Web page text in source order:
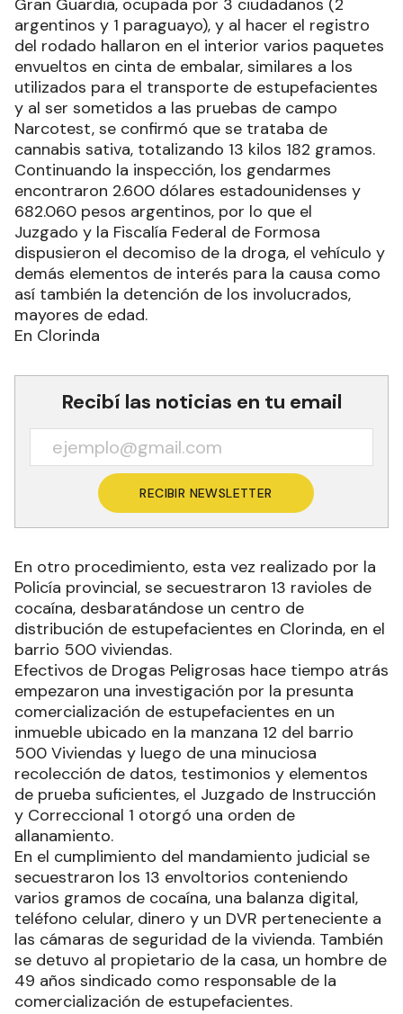
Gran Guardia, ocupada por 3 ciudadanos (2
argentinos y 1 paraguayo), y al hacer el registro
del rodado hallaron en el interior varios paquetes
envueltos en cinta de embalar, similares a los
utilizados para el transporte de estupefacientes
y al ser sometidos a las pruebas de campo
Narcotest, se confirmó que se trataba de
cannabis sativa, totalizando 13 kilos 182 gramos.
Continuando la inspección, los gendarmes
encontraron 2.600 dólares estadounidenses y
682.060 pesos argentinos, por lo que el
Juzgado y la Fiscalía Federal de Formosa
dispusieron el decomiso de la droga, el vehículo y
demás elementos de interés para la causa como
así también la detención de los involucrados,
mayores de edad.
En Clorinda
Recibí las noticias en tu email
RECIBIR NEWSLETTER
En otro procedimiento, esta vez realizado por la
Policía provincial, se secuestraron 13 ravioles de
cocaína, desbaratándose un centro de
distribución de estupefacientes en Clorinda, en el
barrio 500 viviendas.
Efectivos de Drogas Peligrosas hace tiempo atrás
empezaron una investigación por la presunta
comercialización de estupefacientes en un
inmueble ubicado en la manzana 12 del barrio
500 Viviendas y luego de una minuciosa
recolección de datos, testimonios y elementos
de prueba suficientes, el Juzgado de Instrucción
y Correccional 1 otorgó una orden de
allanamiento.
En el cumplimiento del mandamiento judicial se
secuestraron los 13 envoltorios conteniendo
varios gramos de cocaína, una balanza digital,
teléfono celular, dinero y un DVR perteneciente a
las cámaras de seguridad de la vivienda. También
se detuvo al propietario de la casa, un hombre de
49 años sindicado como responsable de la
comercialización de estupefacientes.